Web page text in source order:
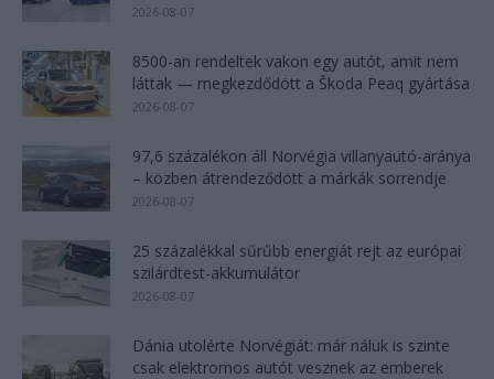
2026-08-07
8500-an rendeltek vakon egy autót, amit nem
láttak — megkezdődött a Škoda Peaq gyártása
2026-08-07
97,6 százalékon áll Norvégia villanyautó-aránya
– közben átrendeződött a márkák sorrendje
2026-08-07
25 százalékkal sűrűbb energiát rejt az európai
szilárdtest-akkumulátor
2026-08-07
Dánia utolérte Norvégiát: már náluk is szinte
csak elektromos autót vesznek az emberek